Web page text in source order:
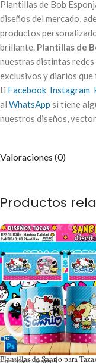
Plantillas de Bob
diseños del mercado,
productos
brillante. Plantillas de
nuestras distintas redes
exclusivos y diarios que
ti Facebook Instagram
al WhatsApp si tiene
nuestros diseños,
Valoraciones (0)
Productos
Plantillas de Sanrio para
Por: Mark Designs